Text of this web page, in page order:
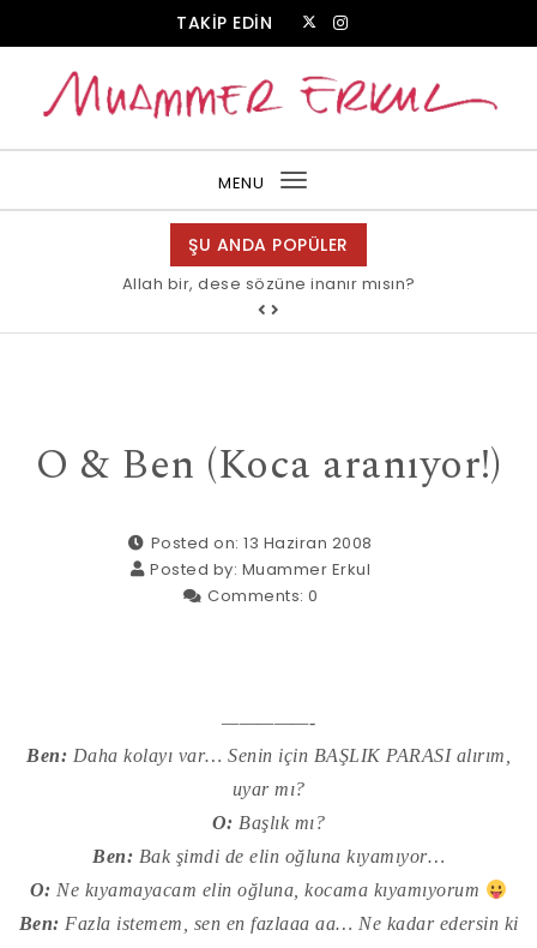
TAKİP EDİN
MENU
Toggle
navigation
ŞU ANDA POPÜLER
Allah bir, dese sözüne inanır mısın?
O & Ben (Koca aranıyor!)
Posted on: 13 Haziran 2008
Posted by: Muammer Erkul
Comments: 0
—————-
Ben: Daha kolayı var… Senin için BAŞLIK PARASI alırım,
uyar mı?
O: Başlık mı?
Ben: Bak şimdi de elin oğluna kıyamıyor…
O: Ne kıyamayacam elin oğluna, kocama kıyamıyorum
Ben: Fazla istemem, sen en fazlaaa aa… Ne kadar edersin ki